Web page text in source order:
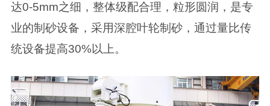
达0-5mm之细，整体级配合理，粒形圆润，是专
业的制砂设备，采用深腔叶轮制砂，通过量比传
统设备提高30%以上。